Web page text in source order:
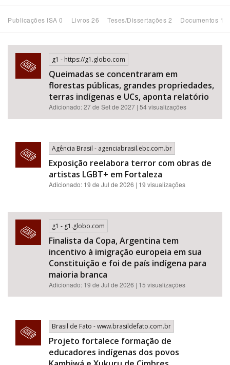
Subtema
Área de Levantamento
Área Protegida
BUSCAR
Publicações ISA 0 Livros 26 Teses/Dissertações 2 Documentos
g1 - https://g1.globo.com
Queimadas se concentraram em
florestas públicas, grandes propriedades,
terras indígenas e UCs, aponta relatório
Adicionado: 27 de Set de 2027 | 54 visualizações
Agência Brasil - agenciabrasil.ebc.com.br
Exposição reelabora terror com obras de
artistas LGBT+ em Fortaleza
Adicionado: 19 de Jul de 2026 | 19 visualizações
g1 - g1.globo.com
Finalista da Copa, Argentina tem
incentivo à imigração europeia em sua
Constituição e foi de país indígena para
maioria branca
Adicionado: 19 de Jul de 2026 | 15 visualizações
Brasil de Fato - www.brasildefato.com.br
Projeto fortalece formação de
educadores indígenas dos povos